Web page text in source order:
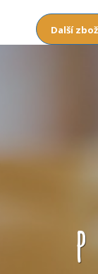
Další